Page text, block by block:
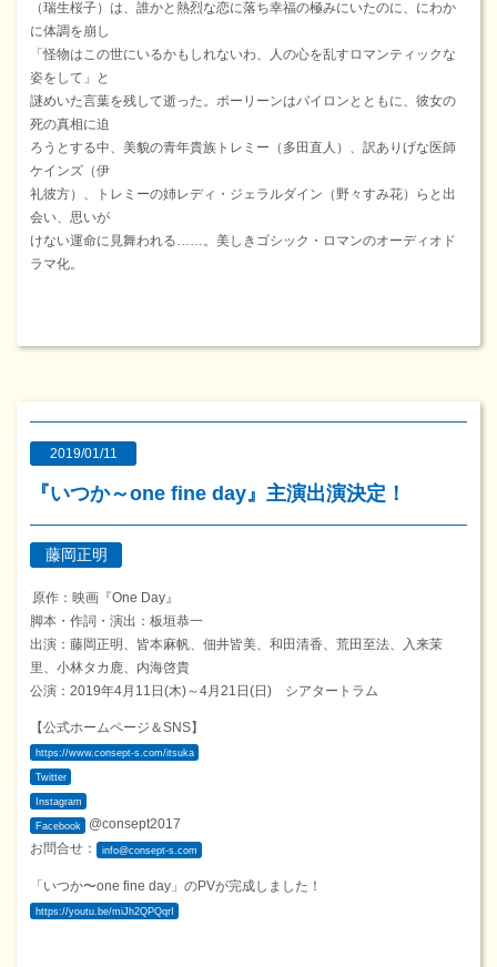
（瑞生桜子）は、誰かと熱烈な恋に落ち幸福の極みにいたのに、にわか
に体調を崩し
「怪物はこの世にいるかもしれないわ、人の心を乱すロマンティックな
姿をして」と
謎めいた言葉を残して逝った。ポーリーンはバイロンとともに、彼女の
死の真相に迫
ろうとする中、美貌の青年貴族トレミー（多田直人）、訳ありげな医師
ケインズ（伊
礼彼方）、トレミーの姉レディ・ジェラルダイン（野々すみ花）らと出
会い、思いが
けない運命に見舞われる……。美しきゴシック・ロマンのオーディオド
ラマ化。
2019/01/11
『いつか～one fine day』主演出演決定！
藤岡正明
原作：映画『One Day』
脚本・作詞・演出：板垣恭一
出演：藤岡正明、皆本麻帆、佃井皆美、和田清香、荒田至法、入来茉
里、小林タカ鹿、内海啓貴
公演：2019年4月11日(木)～4月21日(日) シアタートラム
【公式ホームページ＆SNS】
https://www.consept-s.com/itsuka
Twitter
Instagram
Facebook
@consept2017
お問合せ：
info@consept-s.com
「いつか〜one fine day」のPVが完成しました！
https://youtu.be/miJh2QPQqrI